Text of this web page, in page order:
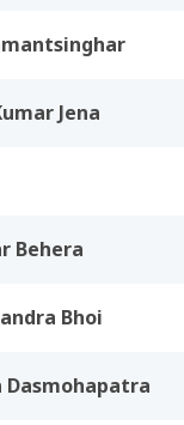
Jena
Behera
Bhoi
Dasmohapatra